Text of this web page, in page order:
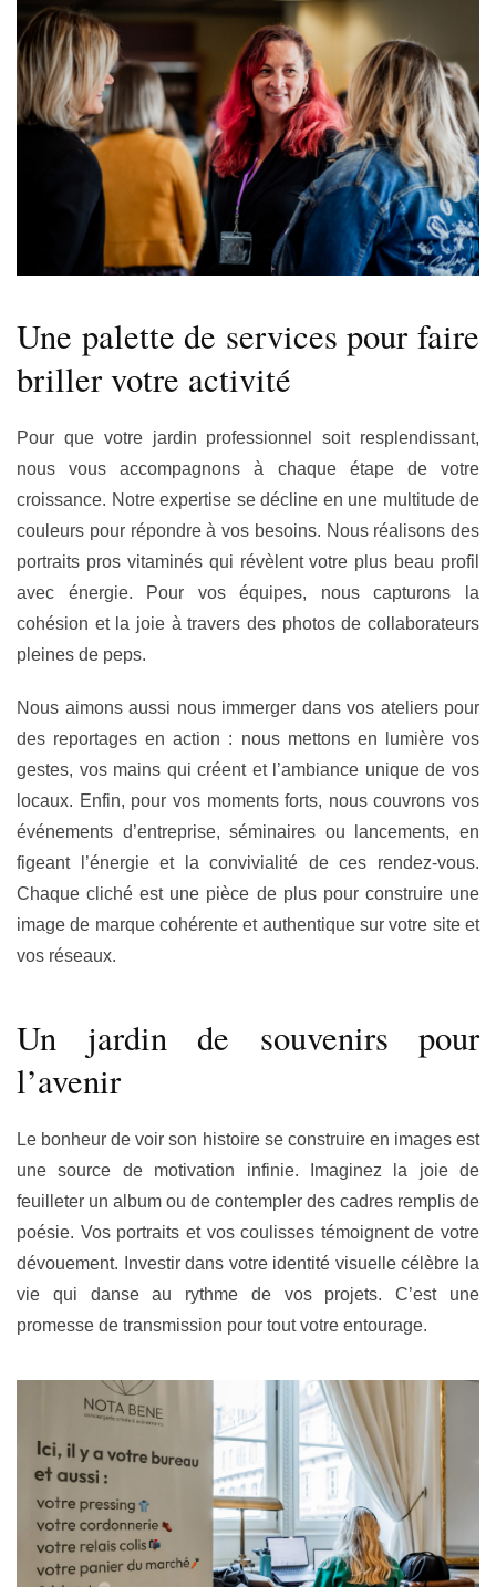
Une palette de services pour faire
briller votre activité
Pour que votre jardin professionnel soit resplendissant,
nous vous accompagnons à chaque étape de votre
croissance. Notre expertise se décline en une multitude de
couleurs pour répondre à vos besoins. Nous réalisons des
portraits pros vitaminésqui révèlent votre plus beau profil
avec énergie. Pour vos équipes, nous capturons la
cohésion et la joie à travers des photos de collaborateurs
pleines de peps.
Nous aimons aussi nous immerger dans vos ateliers pour
des reportages en action : nous mettons en lumière vos
gestes, vos mains qui créent et l’ambiance unique de vos
locaux. Enfin, pour vos moments forts, nous couvrons vos
événements d’entreprise, séminaires ou lancements, en
figeant l’énergie et la convivialité de ces rendez-vous.
Chaque cliché est une pièce de plus pour construire une
image de marque cohérente et authentique sur votre site et
vos réseaux.
Un jardin de souvenirs pour
l’avenir
Le bonheur de voir son histoire se construire en images est
une source de motivation infinie. Imaginez la joie de
feuilleter un album ou de contempler des cadres remplis de
poésie. Vos portraits et vos coulisses témoignent de votre
dévouement. Investir dans votre identité visuelle célèbre la
vie qui danse au rythme de vos projets. C’est une
promesse de transmission pour tout votre entourage.